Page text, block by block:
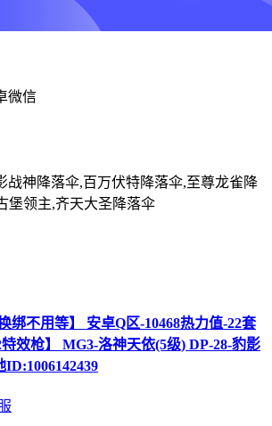
微信
战神降落伞,百万伏特降落伞,至尊龙雀降
堡领主,齐天大圣降落伞
绑不用等】 安卓Q区-10468热力值-22套
效枪】 MG3-洛神天依(5级) DP-28-豹影
ID:1006142439